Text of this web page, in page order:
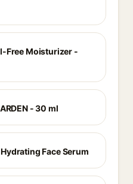
Free Moisturizer -
- 30 ml
Face Serum